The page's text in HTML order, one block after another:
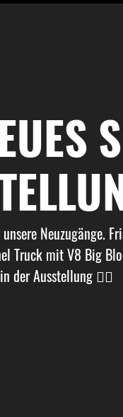
Neuzugänge.
Truck mit V8 Big
der Ausstellung 👌🏼